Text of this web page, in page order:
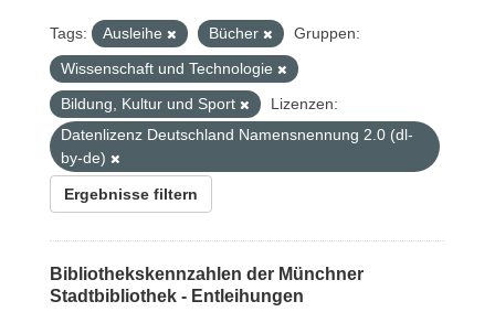
Tags: Ausleihe Bücher
Gruppen:
Wissenschaft und Technologie
Bildung, Kultur und Sport
Lizenzen:
Datenlizenz Deutschland Namensnennung 2.0 (dl-
by-de)
Ergebnisse filtern
Bibliothekskennzahlen der Münchner
Stadtbibliothek - Entleihungen